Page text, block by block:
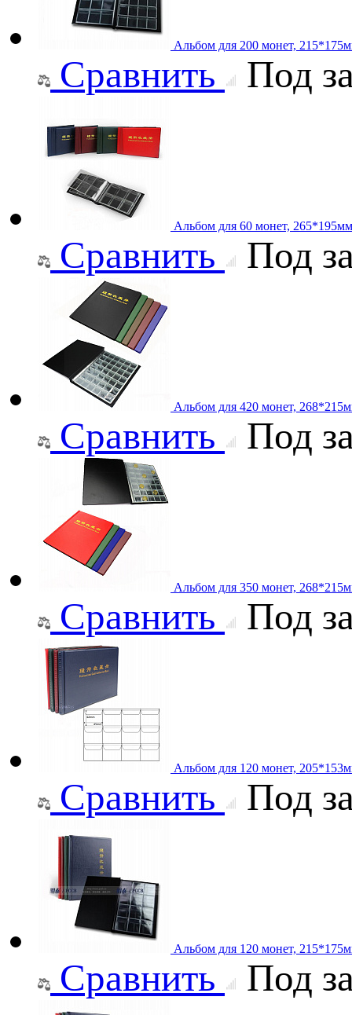
Альбом для 200 монет,
Сравнить Под
Альбом для 60 монет, 265*195мм
Сравнить Под
Альбом для 420 монет,
Сравнить Под
Альбом для 350 монет,
Сравнить Под
Альбом для 120 монет,
Сравнить Под
Альбом для 120 монет,
Сравнить Под